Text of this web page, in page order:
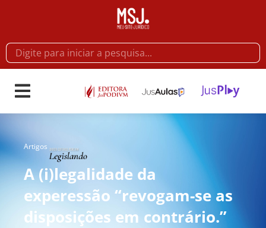
Artigos
A (i)legalidade da
experessão “revogam-se as
disposições em contrário.”